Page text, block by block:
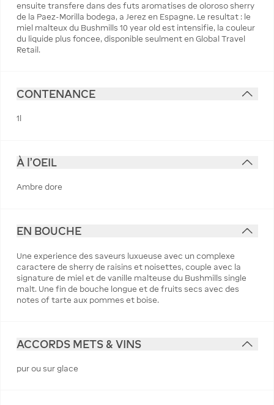
ensuite transfere dans des futs aromatises de oloroso sherry
de la Paez-Morilla bodega, a Jerez en Espagne. Le resultat : le
miel malteux du Bushmills 10 year old est intensifie, la couleur
du liquide plus foncee, disponible seulment en Global Travel
Retail.
CONTENANCE
1l
À l'OEIL
Ambre dore
EN BOUCHE
Une experience des saveurs luxueuse avec un complexe
caractere de sherry de raisins et noisettes, couple avec la
signature de miel et de vanille malteuse du Bushmills single
malt. Une fin de bouche longue et de fruits secs avec des
notes of tarte aux pommes et boise.
ACCORDS METS & VINS
pur ou sur glace